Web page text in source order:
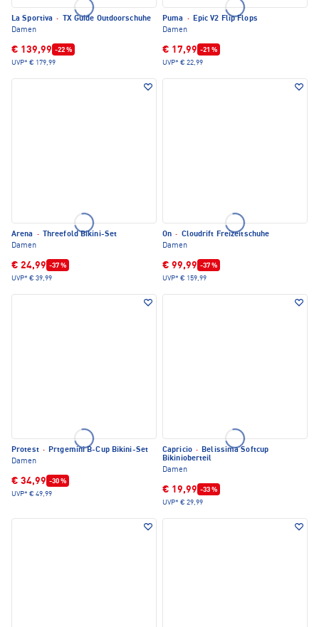
La Sportiva ·
TX Guide Outdoorschuhe
Damen
€ 139,99 -22 %
UVP* € 179,99
Puma · Epic V2 Flip Flops
Damen
€ 17,99 -21 %
UVP* € 22,99
Arena ·
Threefold Bikini-Set
Damen
€ 24,99 -37 %
UVP* € 39,99
On · Cloudrift Freizeitschuhe
Damen
€ 99,99 -37 %
UVP* € 159,99
Protest · Prtgemini B-Cup Bikini-Set
Damen
€ 34,99 -30 %
UVP* € 49,99
Capricio · Belissima Softcup
Bikinioberteil
Damen
€ 19,99 -33 %
UVP* € 29,99